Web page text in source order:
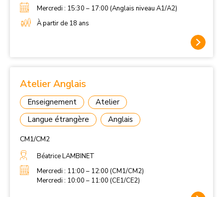
Mercredi : 15:30 – 17:00 (Anglais niveau A1/A2)
À partir de 18 ans
Atelier Anglais
Enseignement
Atelier
Langue étrangère
Anglais
CM1/CM2
Béatrice LAMBINET
Mercredi : 11:00 – 12:00 (CM1/CM2)
Mercredi : 10:00 – 11:00 (CE1/CE2)